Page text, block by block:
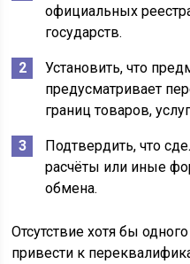
официальных
государств.
Установить, что
предусматривает
границ товаров,
Подтвердить, что
расчёты или иные
обмена.
Отсутствие хотя бы
привести к